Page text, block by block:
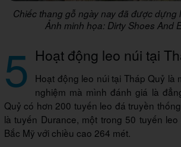
Chiếc thang gỗ ngày nay đã được dựng
Ảnh minh họa: Dirty Shoes And
5 Hoạt động leo núi tại
Hoạt động leo núi tại Tháp Quỷ là
nghiệm mà mình đánh giá là
Quỷ có hơn 200 tuyến leo đá truyền
là tuyến Durance, một trong 50 tuyến
Bắc Mỹ với chiều cao 264 mét.